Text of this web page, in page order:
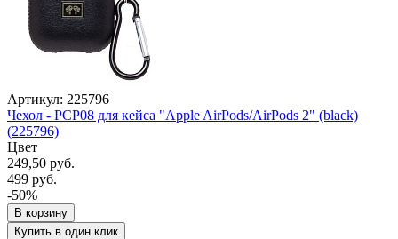
Артикул: 225796
Чехол - PCP08 для кейса "Apple AirPods/AirPods 2" (black)
(225796)
Цвет
249,50 руб.
499 руб.
-50%
В корзину
Купить в один клик